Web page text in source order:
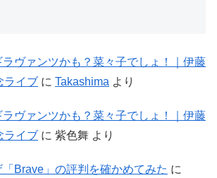
ヴァンツかも？菜々子でしょ！｜伊藤
ライブ に Takashima より
ヴァンツかも？菜々子でしょ！｜伊藤
ライブ に 紫色舞 より
Brave」の評判を確かめてみた に